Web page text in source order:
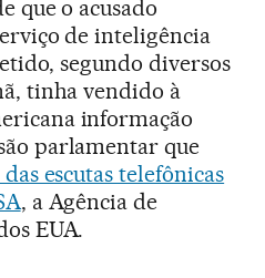
que o acusado
de inteligência
segundo diversos
tinha vendido à
informação
parlamentar que
escutas telefônicas
, a Agência de
EUA.